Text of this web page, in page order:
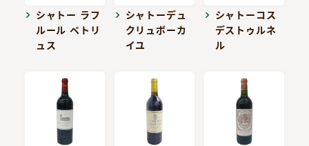
シャトー ラフ
ルール ペトリ
ュス
シャトーデュ
クリュボーカ
イユ
シャトーコス
デストゥルネ
ル